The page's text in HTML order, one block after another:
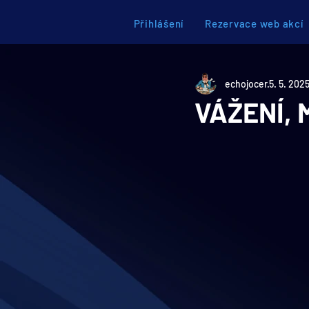
Přihlášení Rezervace web akcí
VÁŽENÍ,
echojocer5. 5. 2025